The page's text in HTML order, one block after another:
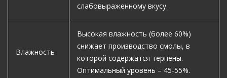
слабовыраженному вкусу.
Влажность
Высокая влажность (более 60%)
снижает производство смолы, в
которой содержатся терпены.
Оптимальный уровень – 45-55%.